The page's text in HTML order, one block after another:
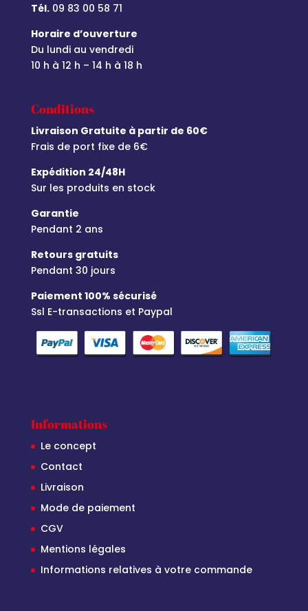
Tél.09 83 00 58 71
Horaire d’ouverture
Du lundi au vendredi
10 h à 12 h – 14 h à 18 h
Conditions
Livraison Gratuite à partir de 60€
Frais de port fixe de 6€
Expédition 24/48H
Sur les produits en stock
Garantie
Pendant 2 ans
Retours gratuits
Pendant 30 jours
Paiement 100% sécurisé
Ssl E-transactions et Paypal
Informations
Le concept
Contact
Livraison
Mode de paiement
CGV
Mentions légales
Informations relatives à votre commande